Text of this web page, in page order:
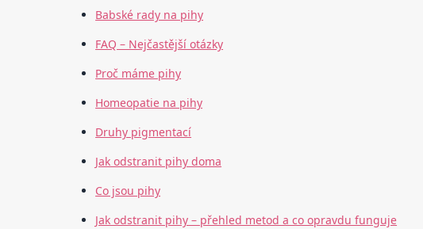
Babské rady na pihy
FAQ – Nejčastější otázky
Proč máme pihy
Homeopatie na pihy
Druhy pigmentací
Jak odstranit pihy doma
Co jsou pihy
Jak odstranit pihy – přehled metod a co opravdu funguje